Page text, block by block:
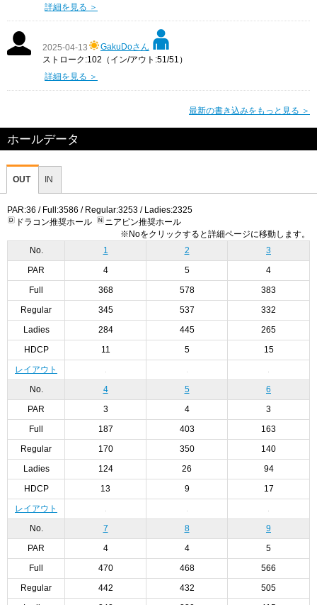
詳細を見る ＞
2025-04-13
GakuDoさん
ストローク:102（イン/アウト:51/51）
詳細を見る ＞
最新の書き込みをもっと見る ＞
ホールデータ
OUT IN
PAR:36 / Full:3586 / Regular:3253 / Ladies:2325
ドラコン推奨ホール
ニアピン推奨ホール
※Noをクリックすると詳細ページに移動します。
No.
1 2 3
PAR 4 5 4
Full 368 578 383
Regular 345 537 332
Ladies 284 445 265
HDCP 11 5 15
レイアウト
No. 4 5 6
PAR 3 4 3
Full 187 403 163
Regular 170 350 140
Ladies 124 26 94
HDCP 13 9 17
レイアウト
No. 7 8 9
PAR 4 4 5
Full 470 468 566
Regular 442 432 505